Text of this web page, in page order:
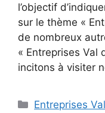
l’objectif
sur le thème «
de nombreux
« Entreprises Val
incitons à visiter
Catégories
Entreprises